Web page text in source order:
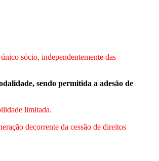
sócio, independentemente das
sendo permitida a adesão de
limitada.
decorrente da cessão de direitos